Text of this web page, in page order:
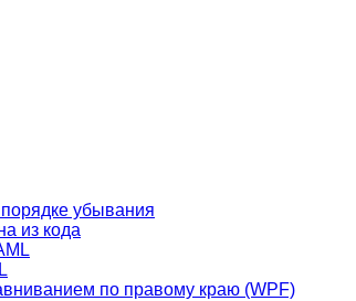
убывания
из кода
по правому краю (WPF)